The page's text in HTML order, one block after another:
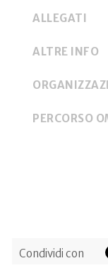
ALLEGATI
ALTRE INFO
PERCORSO
Condividi con